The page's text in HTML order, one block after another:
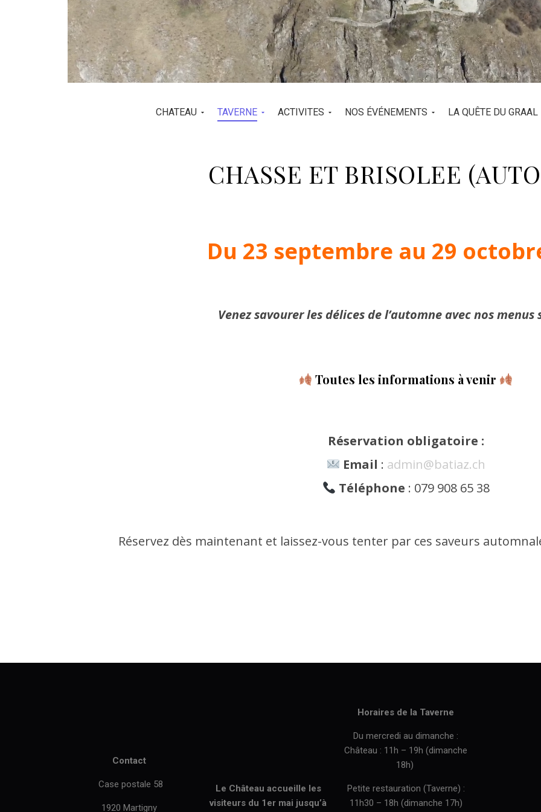
CHATEAU TAVERNE ACTIVITES NOS ÉVÉNEMENTS LA QUÊTE DU GRAAL
CHASSE ET BRISOLEE
Du 23 septembre au 29
Venez savourer les délices de l’automne avec nos menus
Toutes les informations à venir
Réservation obligatoire :
Email : admin@batiaz.ch
Téléphone : 079 908 65 38
Réservez dès maintenant et laissez-vous tenter par ces saveurs
Contact
Case postale 58
1920 Martigny
Le Château accueille les
visiteurs du 1er mai jusqu’à
Horaires de la Taverne
Du mercredi au dimanche :
Château : 11h – 19h (dimanche
18h)
Petite restauration (Taverne) :
11h30 – 18h (dimanche 17h)